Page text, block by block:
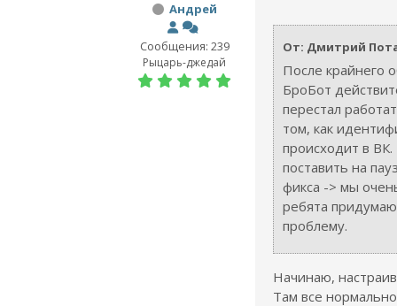
Андрей
Сообщения: 239
Рыцарь-джедай
От: Дмитрий
После крайнего
БроБот
перестал
том, как
происходит в
поставить на
фикса -> мы
ребята
проблему.
Начинаю,
Там все